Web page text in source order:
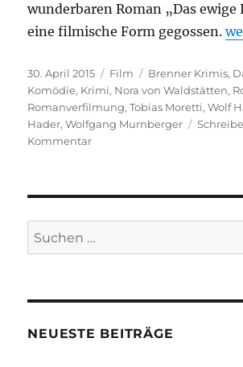
wunderbaren Roman „Das ewige
eine filmische Form gegossen.
Veröffentlicht
am
30. April 2015 Kategorien
Film Schlagwörter
Brenner Krimis,
Komödie, Krimi, Nora von Waldstätten,
Romanverfilmung,Tobias Moretti,Wolf
Hader,Wolfgang Murnberger
Kommentarzu
Suchen
nach:
NEUESTE BEITRÄGE